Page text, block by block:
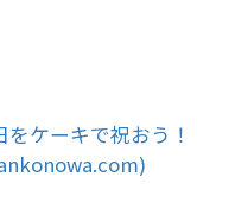
ケーキで祝おう！